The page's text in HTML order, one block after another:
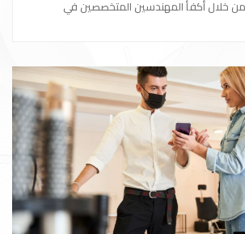
من خلال أكفأ المهندسين المتخصصين في